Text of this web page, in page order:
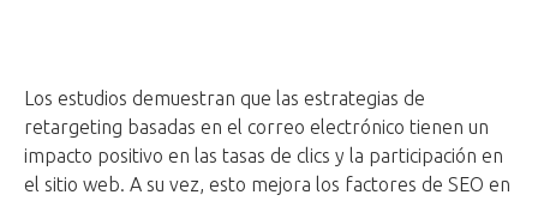
Los estudios demuestran que las estrategias de
retargeting basadas en el correo electrónico tienen un
impacto positivo en las tasas de clics y la participación en
el sitio web. A su vez, esto mejora los factores de SEO en